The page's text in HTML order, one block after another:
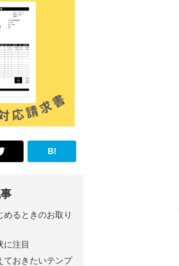
B!
るときのお取り
に注目
ておきたいテンプ